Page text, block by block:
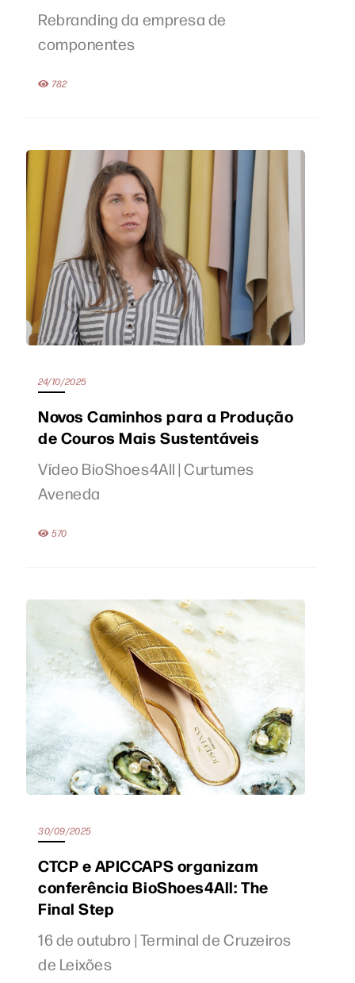
Rebranding da empresa de
componentes
782
24/10/2025
Novos Caminhos para a Produção
de Couros Mais Sustentáveis
Vídeo BioShoes4All | Curtumes
Aveneda
570
30/09/2025
CTCP e APICCAPS organizam
conferência BioShoes4All: The
Final Step
16 de outubro | Terminal de Cruzeiros
de Leixões